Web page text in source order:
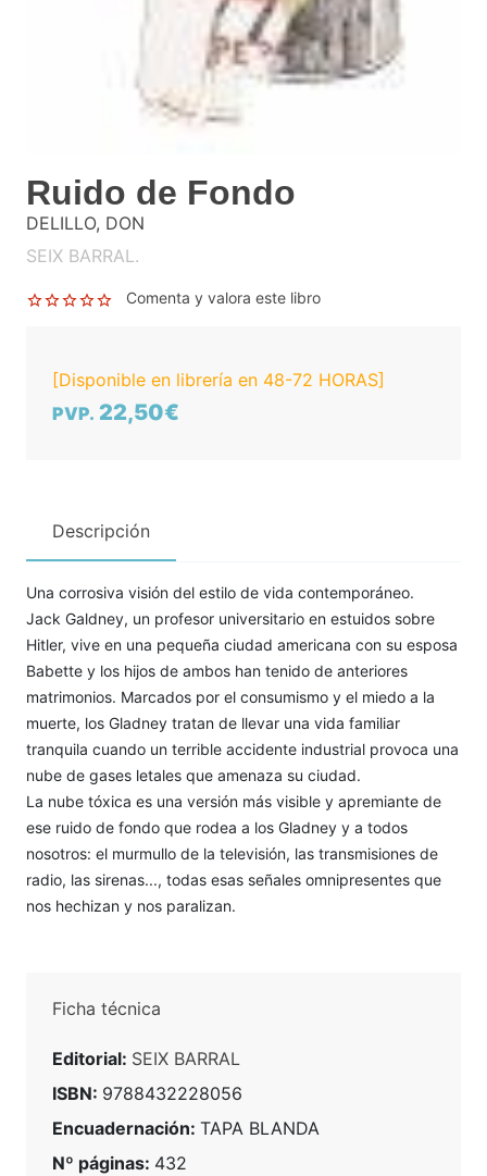
Ruido de Fondo
DELILLO, DON
SEIX BARRAL.
Comenta y valora este libro
[Disponible en librería en 48-72 HORAS]
PVP. 22,50€
Descripción
Una corrosiva visión del estilo de vida contemporáneo.
Jack Galdney, un profesor universitario en estuidos sobre
Hitler, vive en una pequeña ciudad americana con su esposa
Babette y los hijos de ambos han tenido de anteriores
matrimonios. Marcados por el consumismo y el miedo a la
muerte, los Gladney tratan de llevar una vida familiar
tranquila cuando un terrible accidente industrial provoca una
nube de gases letales que amenaza su ciudad.
La nube tóxica es una versión más visible y apremiante de
ese ruido de fondo que rodea a los Gladney y a todos
nosotros: el murmullo de la televisión, las transmisiones de
radio, las sirenas..., todas esas señales omnipresentes que
nos hechizan y nos paralizan.
Ficha técnica
Editorial: SEIX BARRAL
ISBN: 9788432228056
Encuadernación: TAPA BLANDA
Nº páginas: 432